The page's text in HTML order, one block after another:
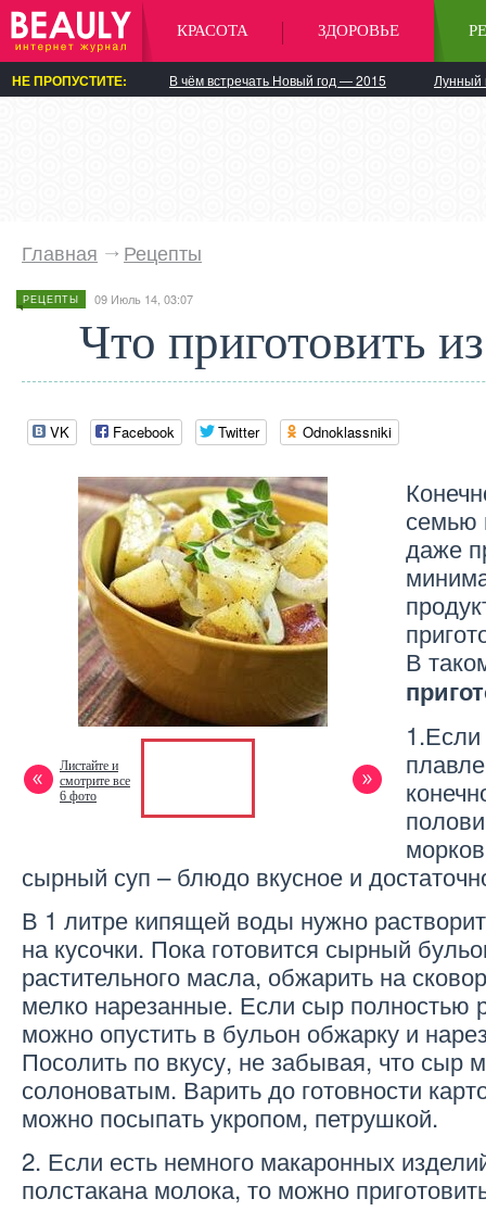
КРАСОТА ЗДОРОВЬЕ
НЕ ПРОПУСТИТЕ: В чём встречать Новый год — 2015 Лунный
Главная Рецепты
РЕЦЕПТЫ 09 Июль 14, 03:07
Что приготовить
VK Facebook Twitter Odnoklassniki
Листайте и
смотрите все
6 фото
семью
даже
В
сырный суп – блюдо вкусное и
В 1 литре кипящей воды нужно
на кусочки. Пока готовится сырный
растительного масла, обжарить на
мелко нарезанные. Если сыр полностью
можно опустить в бульон обжарку и
Посолить по вкусу, не забывая, что сыр
солоноватым. Варить до готовности
можно посыпать укропом, петрушкой.
2. Если есть немного макаронных
полстакана молока, то можно